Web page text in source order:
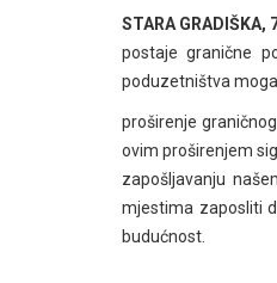
STARA
postaje granične
poduzetništva
proširenje
ovim proširenjem
zapošljavanju
mjestima zaposliti
budućnost.